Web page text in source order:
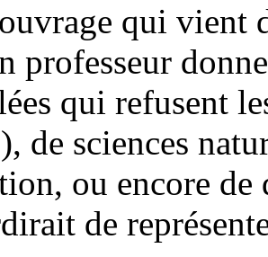
qui vient
professeur
qui refusent
de sciences
ou encore
de